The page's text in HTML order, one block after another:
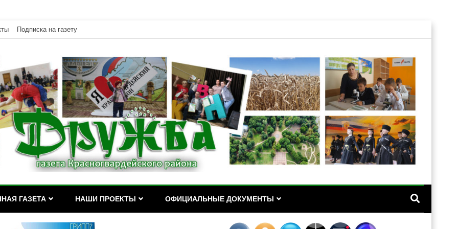
Подписка на газету
района РА
ГАЗЕТА НАШИ ПРОЕКТЫ ОФИЦИАЛЬНЫЕ ДОКУМЕНТЫ